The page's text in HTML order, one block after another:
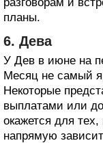
планы.
6. Дева
У Дев в июне на
Месяц не самый
Некоторые
выплатами или
окажется для
напрямую